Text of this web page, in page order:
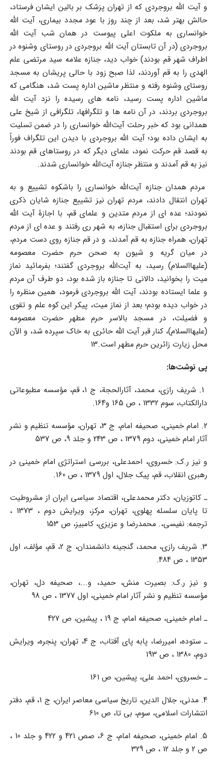
و آیت الله بروجردی که از تهران پزشک بر بالین ایشان فرستاد،
حالش بهتر شد، بعد از چند روز با عود مجدد بیماری، آیت الله
خوانساری به ملکوت اعلی پیوست در همان شب آیت الله
بروجردی (در آن تابستان آیت الله بروجردی در روستای وشنوه در
اطراف شهر قم بودند) خواب دید، جنازه علامه سید مرتضی علم
الهدی را به قم آوردند، لذا صبح زود با حالی پریشان به مسجد
روستای وشنوه رفته و منتظر ماشین اداره پست شد، هنگامی که
ماشین اداره پست رسید، نامه های رسیده را نزد آیت الله
بروجردی بردند، در آن نامه ها و تلگرافها، تلگرافی از شیخ علی
همدانی بود که خبر رحلت آیت‌الله خوانساری را در ضمن تسلیت
به ایشان داده بود؛ آیت الله بروجردی با دیدن این تلگراف فوراً
به قصد قم حرکت نمود، علمای دیگر که در روستاهای قم بودند
نیز به قم آمدند و منتظر جنازه آیت‌الله خوانساری شدند.
مردم همدان جنازه آیت‌الله خوانساری را باشکوه تشییع و به
تهران انتقال دادند، مردم تهران نیز تشییع جنازه شایان ذکری
نمودند؛ عده ای از مردم متدین و علمای قم، با اجازۀ آیت الله
بروجردی برای استقبال جنازه، به شهر ری رفتند و عده ای از مردم
تهران، همراه جنازه به قم آمدند، و در قم جنازه روی دست مردم،
در میان گریه و شیون به صحن حرم حضرت معصومه
(علیهاالسلام) رسید، به آیت‌الله بروجردی گفتند؛ بفرمائید نماز
میت را بخوانید، دالانی تا جنازه باز شده بود، دو طرف آن مردم
و علما ایستاده بودند، آیت الله بروجردی فرمود، همین منظره را
در خواب دیده بودم؛ بعد از نماز میت، پیکر این کوه علم و تقوی
و فضیلت، در مسجد بالاسر حرم مطهر حضرت معصومه
(علیهاالسلام)، کنار قبر آیت الله حائری به خاک سپرده شد، و الآن
محل زیارت زائرین حرم مطهر است.13
پی نوشت‌ها:
1. شریف رازی، محمد، آثارالحجة، ج 1، قم، مؤسسه مطبوعاتی
دارالکتاب، سوم 1332 ، ص 165 و164.
2. امام خمینی، صحیفه امام، ج 3، تهران، مؤسسه تنظیم و نشر
آثار امام خمینی، دوم 1379 ، ص 243 و جلد 9، ص 537
و نیز ر.ک: خسروی، احمدعلی، بررسی استراتژی امام خمینی در
رهبری انقلاب، قم، پیک جلال، اول 1379 ، ص 160.
ـ کاتوزیان، دکتر محمدعلی، اقتصاد سیاسی ایران از مشروطیت
تا پایان سلسله پهلوی، تهران، مرکز، ویرایش دوم ، 1373 ،
ترجمه: نفیسی،. محمدرضا و عزیزی، کامبیز، ص 153
3. شریف رازی، محمد، گنجینه دانشمندان، ج 2، قم، مؤلف، اول
1353 ، ص 484.
و نیز ر.ک: بصیرت منش، حمید، و...، صحیفه دل، تهران،
مؤسسه تنظیم و نشر آثار امام خمینی، اول 1377 ، ص 98
ـ امام خمینی، صحیفه امام، ج 19 ، پیشین، ص 427
ـ ستوده، امیررضا، پابه پای آفتاب، ج 4، تهران، پنجره، ویرایش
دوم، 1380 ، ص 193
ـ خسروی، احمد علی، پیشین، ص 161
4. مدنی، جلال الدین، تاریخ سیاسی معاصر ایران، ج 1، قم، دفتر
انتشارات اسلامی، سوم، بی تا، ص 610
5. امام خمینی، صحیفه امام، ج 6، صص 421 و 422 و جلد 10 ،
ص 2 و جلد 12 ، ص 329